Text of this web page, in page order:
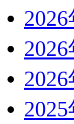
2026
2026
2026
2025